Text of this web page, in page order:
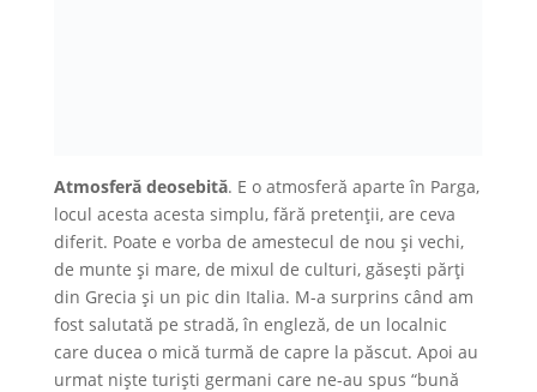
Atmosferă deosebită. E o atmosferă aparte în Parga,
locul acesta acesta simplu, fără pretenții, are ceva
diferit. Poate e vorba de amestecul de nou și vechi,
de munte și mare, de mixul de culturi, găsești părți
din Grecia și un pic din Italia. M-a surprins când am
fost salutată pe stradă, în engleză, de un localnic
care ducea o mică turmă de capre la păscut. Apoi au
urmat niște turiști germani care ne-au spus “bună